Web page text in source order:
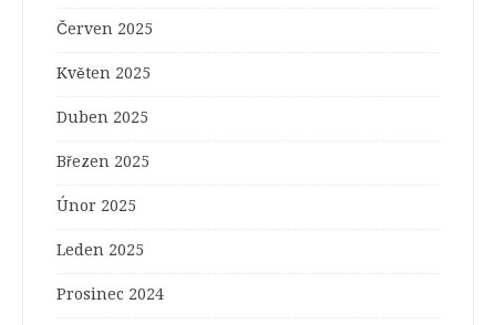
Červen 2025
Květen 2025
Duben 2025
Březen 2025
Únor 2025
Leden 2025
Prosinec 2024